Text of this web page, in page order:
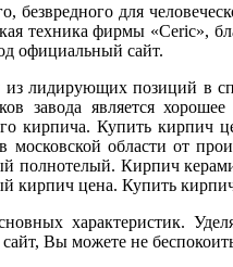
безвредного для
техника фирмы «Ceric»,
официальный сайт.
лидирующих позиций в
завода является
кирпича. Купить
области от
Кирпич
кирпич цена. Купить
характеристик.
Вы можете не